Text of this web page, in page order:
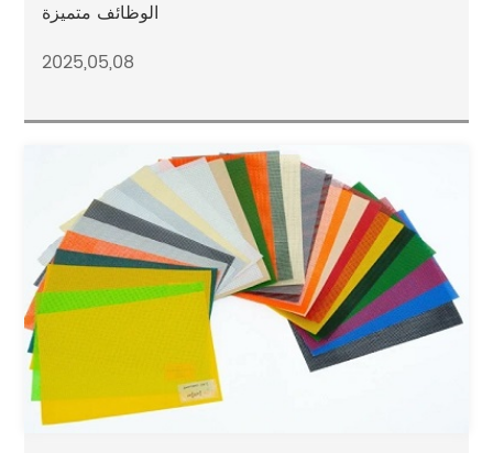
الوظائف متميزة
2025,05,08